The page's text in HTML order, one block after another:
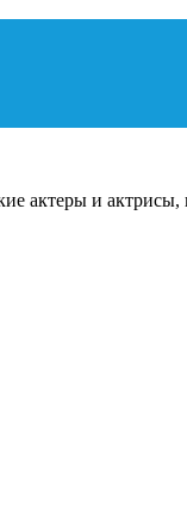
актеры и